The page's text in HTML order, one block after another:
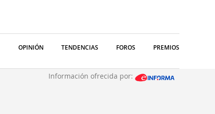
OPINIÓN TENDENCIAS FOROS PREMIOS
Información ofrecida por: